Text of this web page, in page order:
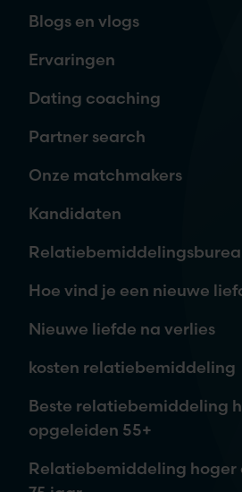
Blogs en vlogs
Ervaringen
Dating coaching
Partner search
Onze matchmakers
Kandidaten
Hoe vind je een nieuwe
Nieuwe liefde na verlies
kosten relatiebemiddeling
Beste relatiebemiddeling
opgeleiden 55+
Relatiebemiddeling hoger
waarna je kunt beslissen om meer
een afspraak in te plannen.